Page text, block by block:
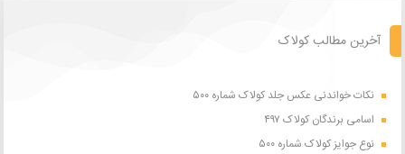
آخرین مطالب کولاک
نکات خواندنی عکس جلد کولاک شماره ۵۰۰
اسامی برندگان کولاک ۴۹۷
نوع جوایز کولاک شماره ۵۰۰